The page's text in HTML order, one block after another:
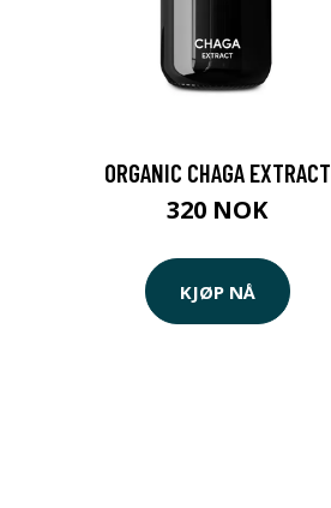
ORGANIC CHAGA EXTRACT
320 NOK
KJØP NÅ